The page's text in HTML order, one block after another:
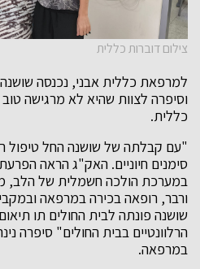
צילום דוברות כללית
למרפאת כללית אבני, נכנסה
וסיפרה לצוות שהיא לא מרגישה
כללית.
"עם קבלתה של שושנה החל טיפול
סימנים חיוניים. האק"ג הראה
במערכת הולכה חשמלית של הלב,
ורבר, רופאה בכירה במרפאה
שושנה פונתה לבית החולים תו
הרלוונטיים בבית החולים" סיפרה
במרפאה.